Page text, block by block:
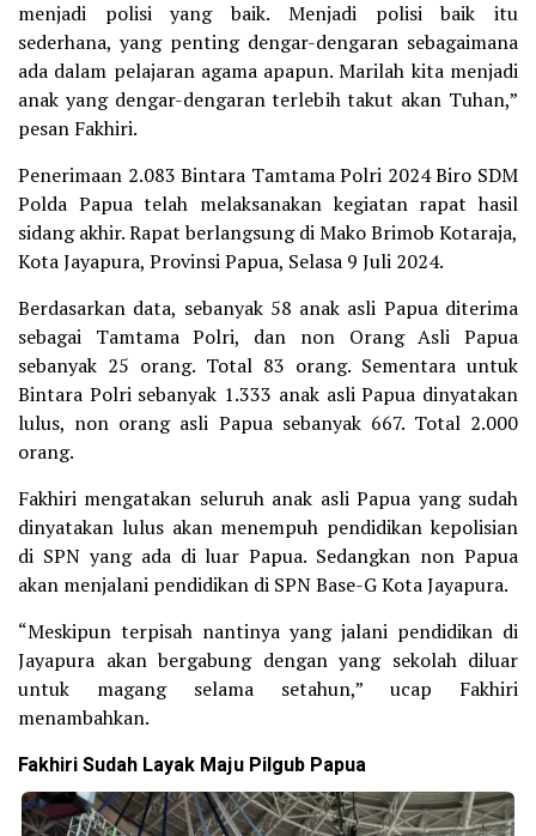
menjadi polisi yang baik. Menjadi polisi baik itu
sederhana, yang penting dengar-dengaran sebagaimana
ada dalam pelajaran agama apapun. Marilah kita menjadi
anak yang dengar-dengaran terlebih takut akan Tuhan,”
pesan Fakhiri.
Penerimaan 2.083 Bintara Tamtama Polri 2024 Biro SDM
Polda Papua telah melaksanakan kegiatan rapat hasil
sidang akhir. Rapat berlangsung di Mako Brimob Kotaraja,
Kota Jayapura, Provinsi Papua, Selasa 9 Juli 2024.
Berdasarkan data, sebanyak 58 anak asli Papua diterima
sebagai Tamtama Polri, dan non Orang Asli Papua
sebanyak 25 orang. Total 83 orang. Sementara untuk
Bintara Polri sebanyak 1.333 anak asli Papua dinyatakan
lulus, non orang asli Papua sebanyak 667. Total 2.000
orang.
Fakhiri mengatakan seluruh anak asli Papua yang sudah
dinyatakan lulus akan menempuh pendidikan kepolisian
di SPN yang ada di luar Papua. Sedangkan non Papua
akan menjalani pendidikan di SPN Base-G Kota Jayapura.
“Meskipun terpisah nantinya yang jalani pendidikan di
Jayapura akan bergabung dengan yang sekolah diluar
untuk magang selama setahun,” ucap Fakhiri
menambahkan.
Fakhiri Sudah Layak Maju Pilgub Papua